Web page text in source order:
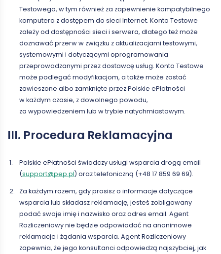
Testowego, w tym również za zapewnienie kompatybilnego
komputera z dostępem do sieci Internet. Konto Testowe
zależy od dostępności sieci i serwera, dlatego też może
doznawać przerw w związku z aktualizacjami testowymi,
systemowymi i dotyczącymi oprogramowania
przeprowadzanymi przez dostawcę usług. Konto Testowe
może podlegać modyfikacjom, a także może zostać
zawieszone albo zamknięte przez Polskie ePłatności
w każdym czasie, z dowolnego powodu,
za wypowiedzeniem lub w trybie natychmiastowym.
III. Procedura Reklamacyjna
Polskie ePłatności świadczy usługi wsparcia drogą email
(support@pep.pl) oraz telefoniczną (+48 17 859 69 69).
Za każdym razem, gdy prosisz o informacje dotyczące
wsparcia lub składasz reklamację, jesteś zobligowany
podać swoje imię i nazwisko oraz adres email. Agent
Rozliczeniowy nie będzie odpowiadać na anonimowe
reklamacje i żądania wsparcia. Agent Rozliczeniowy
zapewnia, że jego konsultanci odpowiedzą najszybciej, jak